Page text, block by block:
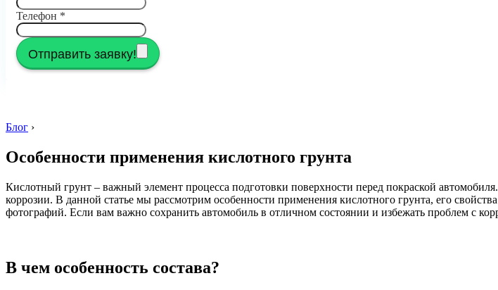
Телефон *
Отправить заявку!
Блог ›
Особенности применения кислотного грунта
Кислотный грунт – важный элемент процесса подготовки поверхности перед покраской
коррозии. В данной статье мы рассмотрим особенности применения кислотного грунта, его
фотографий. Если вам важно сохранить автомобиль в отличном состоянии и избежать проблем с
В чем особенность состава?